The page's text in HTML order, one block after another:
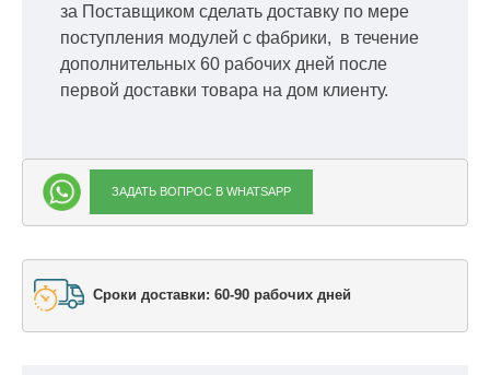
за Поставщиком сделать доставку по мере
поступления модулей с фабрики, в течение
дополнительных 60 рабочих дней после
первой доставки товара на дом клиенту.
ЗАДАТЬ ВОПРОС В WHATSAPP
Сроки доставки: 60-90 рабочих дней